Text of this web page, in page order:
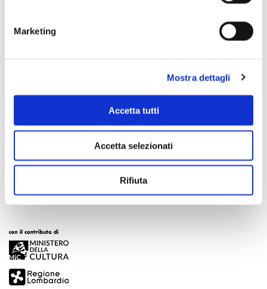
Marketing
Mostra dettagli
Accetta tutti
Accetta selezionati
Rifiuta
Scopri di più